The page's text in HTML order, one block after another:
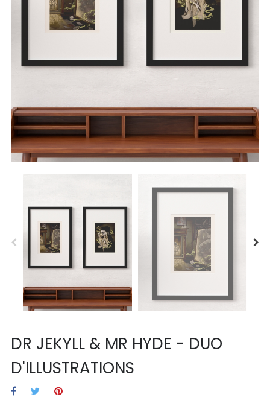
DR JEKYLL & MR HYDE - DUO
D'ILLUSTRATIONS